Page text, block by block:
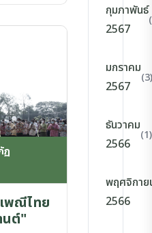
ฏ
พณีไทย
นต์"
กุมภาพันธ์
2567
มกราคม
2567
(3)
ธันวาคม
2566
(1)
พฤศจิกาย
2566